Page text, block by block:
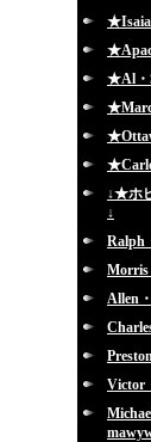
★Al・
↓★ホ
↓
Ralph
Morris
Allen
Victor